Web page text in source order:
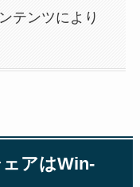
テンツにより
ェアはWin-